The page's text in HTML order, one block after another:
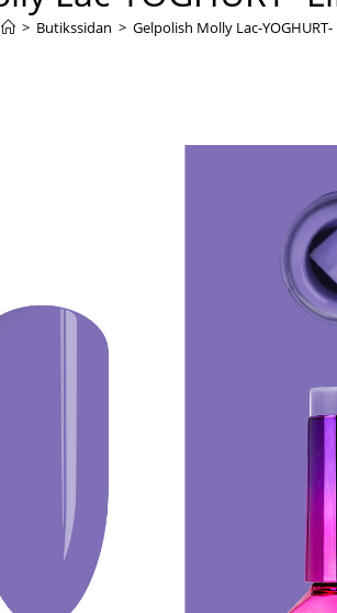
> Butikssidan > Gelpolish Molly Lac-